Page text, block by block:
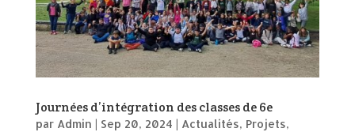
Journées d’intégration des classes de 6e
par Admin | Sep 20, 2024 | Actualités, Projets,